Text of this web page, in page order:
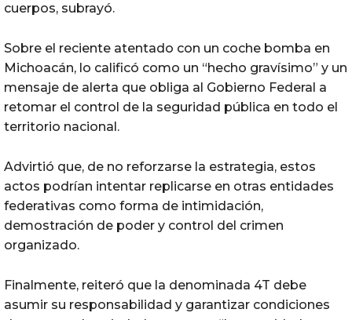
cuerpos, subrayó.
Sobre el reciente atentado con un coche bomba en
Michoacán, lo calificó como un “hecho gravísimo” y un
mensaje de alerta que obliga al Gobierno Federal a
retomar el control de la seguridad pública en todo el
territorio nacional.
Advirtió que, de no reforzarse la estrategia, estos
actos podrían intentar replicarse en otras entidades
federativas como forma de intimidación,
demostración de poder y control del crimen
organizado.
Finalmente, reiteró que la denominada 4T debe
asumir su responsabilidad y garantizar condiciones